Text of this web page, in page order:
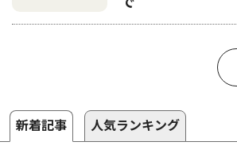
新着記事 人気ランキング